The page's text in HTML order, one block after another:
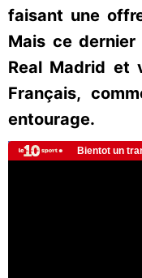
faisant une
Mais ce
Real Madrid et
Français,
entourage.